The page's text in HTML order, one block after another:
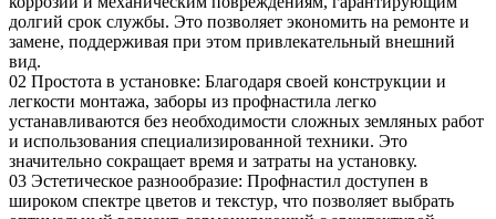
долгий срок службы. Это позволяет экономить на ремонте и
замене, поддерживая при этом привлекательный внешний
вид.
02 Простота в установке: Благодаря своей конструкции и
легкости монтажа, заборы из профнастила легко
устанавливаются без необходимости сложных земляных работ
и использования специализированной техники. Это
значительно сокращает время и затраты на установку.
03 Эстетическое разнообразие: Профнастил доступен в
широком спектре цветов и текстур, что позволяет выбрать